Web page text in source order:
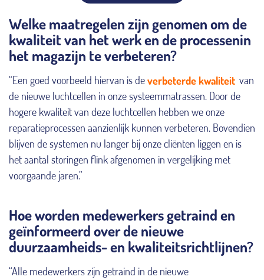
Welke maatregelen zijn genomen om de
kwaliteit van het werk en de processenin
het magazijn te verbeteren?
“Een goed voorbeeld hiervan is deverbeterde kwaliteit van
de nieuwe luchtcellen in onze systeemmatrassen. Door de
hogere kwaliteit van deze luchtcellen hebben we onze
reparatieprocessen aanzienlijk kunnen verbeteren. Bovendien
blijven de systemen nu langer bij onze cliënten liggen en is
het aantal storingen flink afgenomen in vergelijking met
voorgaande jaren.”
Hoe worden medewerkers getraind en
geïnformeerd over de nieuwe
duurzaamheids- en kwaliteitsrichtlijnen?
“Alle medewerkers zijn getraind in de nieuwe